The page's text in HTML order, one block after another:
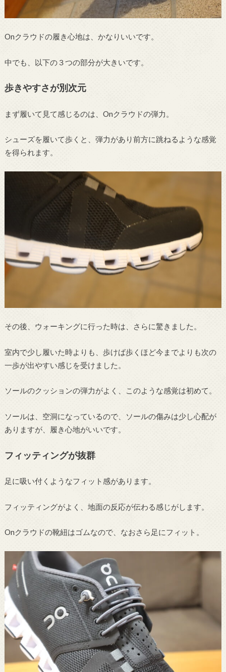
Onクラウドの履き心地は、かなりいいです。
中でも、以下の３つの部分が大きいです。
歩きやすさが別次元
まず履いて見て感じるのは、Onクラウドの弾力。
シューズを履いて歩くと、弾力があり前方に跳ねるような感覚
を得られます。
その後、ウォーキングに行った時は、さらに驚きました。
室内で少し履いた時よりも、歩けば歩くほど今までよりも次の
一歩が出やすい感じを受けました。
ソールのクッションの弾力がよく、このような感覚は初めて。
ソールは、空洞になっているので、ソールの傷みは少し心配が
ありますが、履き心地がいいです。
フィッティングが抜群
足に吸い付くようなフィット感があります。
フィッティングがよく、地面の反応が伝わる感じがします。
Onクラウドの靴紐はゴムなので、なおさら足にフィット。